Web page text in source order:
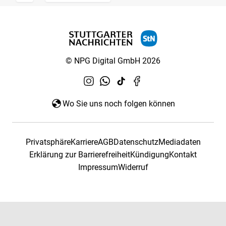
© NPG Digital GmbH 2026
Wo Sie uns noch folgen können
PrivatsphäreKarriereAGBDatenschutzMediadaten
Erklärung zur BarrierefreiheitKündigungKontakt
ImpressumWiderruf